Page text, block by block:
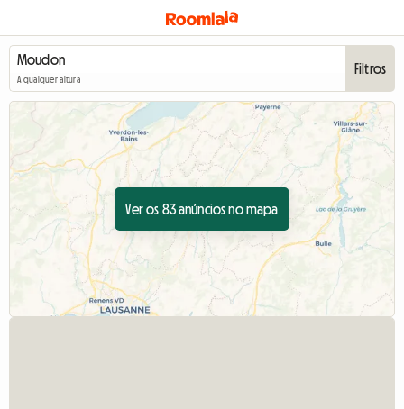
A qualquer altura
Filtros
Ver os 83 anúncios no mapa